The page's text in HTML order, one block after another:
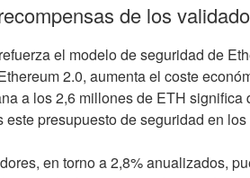
de los
el modelo de seguridad de
2.0, aumenta el coste
a los 2,6 millones de ETH
presupuesto de seguridad en
en torno a 2,8% anualizados,